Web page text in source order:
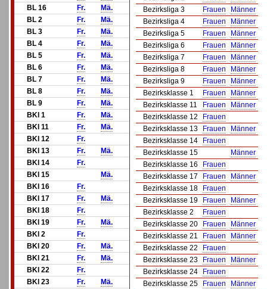
BL 16
Fr.
Mä.
BL 2
Fr.
Mä.
BL 3
Fr.
Mä.
BL 4
Fr.
Mä.
BL 5
Fr.
Mä.
BL 6
Fr.
Mä.
BL 7
Fr.
Mä.
BL 8
Fr.
Mä.
BL 9
Fr.
Mä.
BKl 1
Fr.
Mä.
BKl 11
Fr.
Mä.
BKl 12
Fr.
BKl 13
Fr.
Mä.
BKl 14
Fr.
BKl 15
Mä.
BKl 16
Fr.
BKl 17
Fr.
Mä.
BKl 18
Fr.
BKl 19
Fr.
Mä.
BKl 2
Fr.
BKl 20
Fr.
Mä.
BKl 21
Fr.
Mä.
BKl 22
Fr.
BKl 23
Fr.
Mä.
Bezirksliga 3
Frauen
Männer
Bezirksliga 4
Frauen
Männer
Bezirksliga 5
Frauen
Männer
Bezirksliga 6
Frauen
Männer
Bezirksliga 7
Frauen
Männer
Bezirksliga 8
Frauen
Männer
Bezirksliga 9
Frauen
Männer
Bezirksklasse 1
Frauen
Männer
Bezirksklasse 11
Frauen
Männer
Bezirksklasse 12
Frauen
Bezirksklasse 13
Frauen
Männer
Bezirksklasse 14
Frauen
Bezirksklasse 15
Männer
Bezirksklasse 16
Frauen
Bezirksklasse 17
Frauen
Männer
Bezirksklasse 18
Frauen
Bezirksklasse 19
Frauen
Männer
Bezirksklasse 2
Frauen
Bezirksklasse 20
Frauen
Männer
Bezirksklasse 21
Frauen
Männer
Bezirksklasse 22
Frauen
Bezirksklasse 23
Frauen
Männer
Bezirksklasse 24
Frauen
Bezirksklasse 25
Frauen
Männer